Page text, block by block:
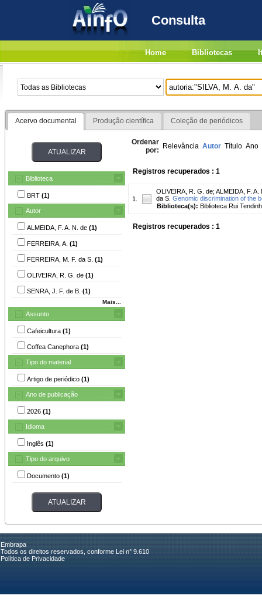
Consulta
Home Bibliotecas
Acervo documental Produção científica Coleção de periódicos
Biblioteca
BRT (1)
Autor
ALMEIDA, F. A. N. de (1)
FERREIRA, A. (1)
FERREIRA, M. F. da S. (1)
OLIVEIRA, R. G. de (1)
SENRA, J. F. de B. (1)
Mais...
Assunto
Cafeicultura (1)
Coffea Canephora (1)
Tipo do material
Artigo de periódico (1)
Ano de publicação
2026 (1)
Idioma
Inglês (1)
Tipo do arquivo
Documento (1)
Ordenar
por: Relevância Autor Título Ano
Registros recuperados : 1
1.
OLIVEIRA, R. G. de; ALMEIDA, F. A.
da S. Genomic discrimination of the
Biblioteca(s): Biblioteca Rui
Registros recuperados : 1
Embrapa
Todos os direitos reservados, conforme Lei n° 9.610
Política de Privacidade